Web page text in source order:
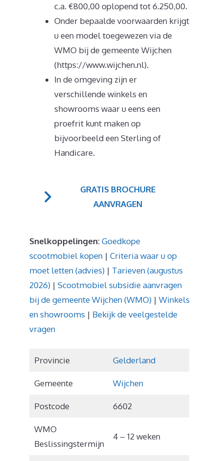
c.a. €800,00 oplopend tot 6.250,00.
Onder bepaalde voorwaarden krijgt
u een model toegewezen via de
WMO bij de gemeente Wijchen
(https://www.wijchen.nl).
In de omgeving zijn er
verschillende winkels en
showrooms waar u eens een
proefrit kunt maken op
bijvoorbeeld een Sterling of
Handicare.
GRATIS BROCHURE
AANVRAGEN
Snelkoppelingen:Goedkope
scootmobiel kopen | Criteria waar u op
moet letten (advies) | Tarieven (augustus
2026) | Scootmobiel subsidie aanvragen
bij de gemeente Wijchen (WMO) | Winkels
en showrooms | Bekijk de veelgestelde
vragen
Provincie Gelderland
Gemeente Wijchen
Postcode 6602
WMO
Beslissingstermijn
4 – 12 weken